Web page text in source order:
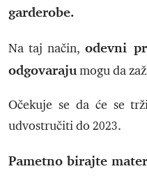
garderobe.
Na taj način,odevni
odgovarajumogu da
Očekuje se da će se
udvostručiti do 2023.
Pametno birajte